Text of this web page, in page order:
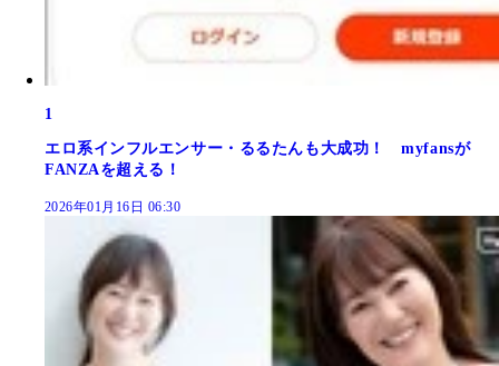
1
エロ系インフルエンサー・るるたんも大成功！ myfansが
FANZAを超える！
2026年01月16日 06:30